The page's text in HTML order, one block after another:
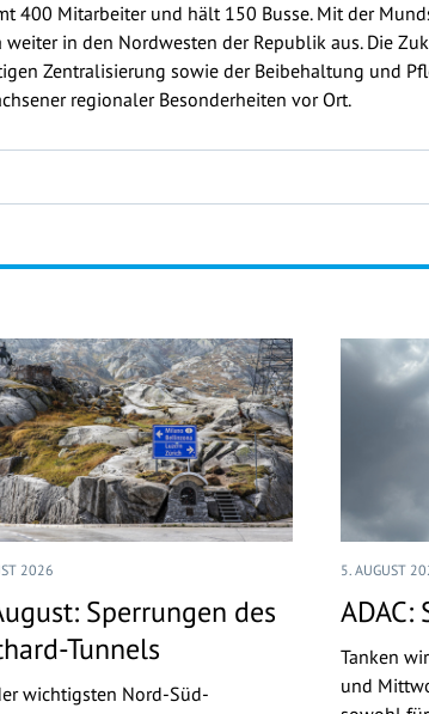
400 Mitarbeiter und hält 150 Busse. Mit der
in den Nordwesten der Republik aus. Die
Zentralisierung sowie der Beibehaltung und
regionaler Besonderheiten vor Ort.
2026
Sperrungen des
Tunnels
wichtigsten Nord-Süd-
5. AUGUST
Tanken
und